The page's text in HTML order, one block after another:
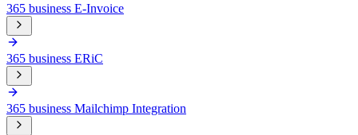
365 business E-Invoice
365 business ERiC
365 business Mailchimp Integration